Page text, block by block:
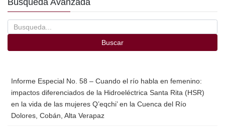
k
Búsqueda Avanzada
Buscar
Informe Especial No. 58 – Cuando el río habla en femenino:
impactos diferenciados de la Hidroeléctrica Santa Rita (HSR)
en la vida de las mujeres Q’eqchi’ en la Cuenca del Río
Dolores, Cobán, Alta Verapaz